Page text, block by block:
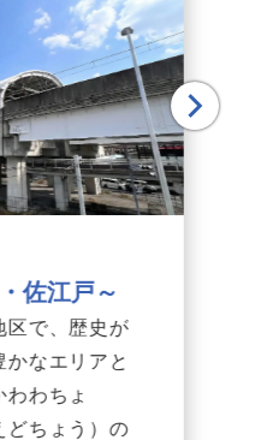
佐江戸～
区で、歴史が
なエリアと
わちょ
どちょう）の